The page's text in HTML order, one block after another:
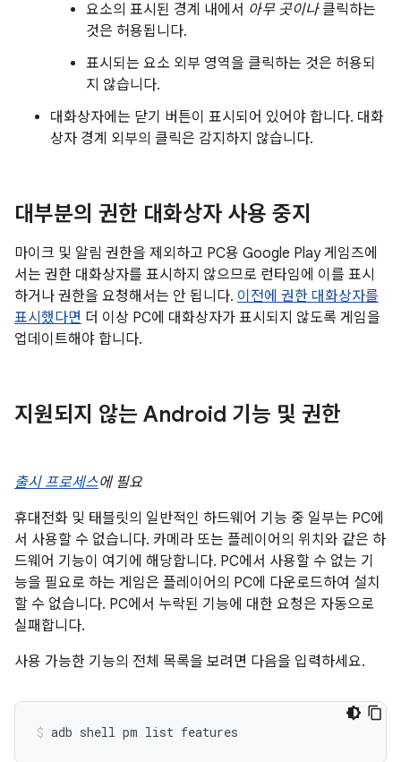
요소의 표시된 경계 내에서 아무 곳이나클릭하는
것은 허용됩니다.
표시되는 요소 외부 영역을 클릭하는 것은 허용되
지 않습니다.
대화상자에는 닫기 버튼이 표시되어 있어야 합니다. 대화
상자 경계 외부의 클릭은 감지하지 않습니다.
대부분의 권한 대화상자 사용 중지
마이크 및 알림 권한을 제외하고 PC용 Google Play 게임즈에
서는 권한 대화상자를 표시하지 않으므로 런타임에 이를 표시
하거나 권한을 요청해서는 안 됩니다. 이전에 권한 대화상자를
표시했다면 더 이상 PC에 대화상자가 표시되지 않도록 게임을
업데이트해야 합니다.
지원되지 않는 Android 기능 및 권한
출시 프로세스에 필요
휴대전화 및 태블릿의 일반적인 하드웨어 기능 중 일부는 PC에
서 사용할 수 없습니다. 카메라 또는 플레이어의 위치와 같은 하
드웨어 기능이 여기에 해당합니다. PC에서 사용할 수 없는 기
능을 필요로 하는 게임은 플레이어의 PC에 다운로드하여 설치
할 수 없습니다. PC에서 누락된 기능에 대한 요청은 자동으로
실패합니다.
사용 가능한 기능의 전체 목록을 보려면 다음을 입력하세요.
adb shell pm list features